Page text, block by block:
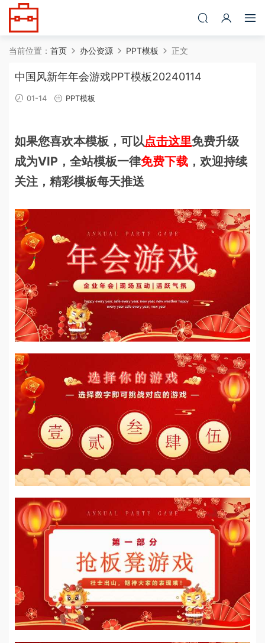
当前位置： 首页 办公资源 PPT模板 正文
中国风新年年会游戏PPT模板20240114
01-14 PPT模板
如果您喜欢本模板，可以点击这里免费升级
成为VIP，全站模板一律免费下载 ，欢迎持续
关注，精彩模板每天推送